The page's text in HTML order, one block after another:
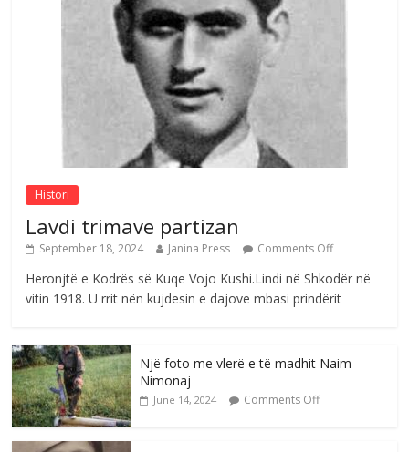
Çlirimtari Mentor Mushkolaj nderohet
me mirenjohje nga Xhevdet Qeriqi Dega
e invalidëve në Fushë Kosovë
August 4, 2026 Comments Off
Sulm , pse të dua ty
August 8, 2026 Comments Off
Histori
Lavdi trimave partizan
September 18, 2024 Janina Press Comments Off
Heronjtë e Kodrës së Kuqe Vojo Kushi.Lindi në Shkodër në
vitin 1918. U rrit nën kujdesin e dajove mbasi prindërit
Një foto me vlerë e të madhit Naim
Nimonaj
June 14, 2024 Comments Off